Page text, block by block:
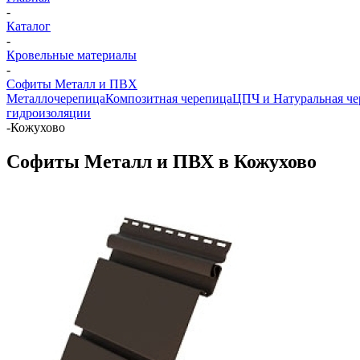
-
Каталог
-
Кровельные материалы
-
Софиты Металл и ПВХ
МеталлочерепицаКомпозитная черепицаЦПЧ и Натуральная
гидроизоляции
-Кожухово
Софиты Металл и ПВХ в Кожухово